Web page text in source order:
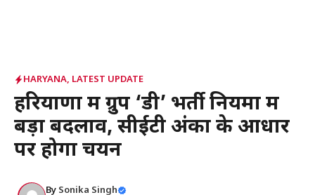
HARYANA, LATEST UPDATE
हरियाणा में ग्रुप ‘डी’ भर्ती नियमों में
बड़ा बदलाव, सीईटी अंकों के आधार
पर होगा चयन
By Sonika Singh